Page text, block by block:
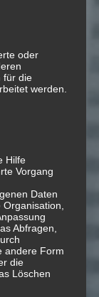
oder
für die
werden.
Hilfe
Vorgang
Daten
Abfragen,
andere Form
die
Löschen